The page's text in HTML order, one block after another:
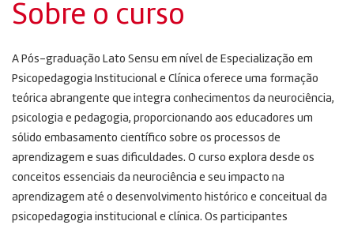
Sobre o curso
A Pós-graduação Lato Sensu em nível de Especialização em
Psicopedagogia Institucional e Clínica oferece uma formação
teórica abrangente que integra conhecimentos da neurociência,
psicologia e pedagogia, proporcionando aos educadores um
sólido embasamento científico sobre os processos de
aprendizagem e suas dificuldades. O curso explora desde os
conceitos essenciais da neurociência e seu impacto na
aprendizagem até o desenvolvimento histórico e conceitual da
psicopedagogia institucional e clínica. Os participantes